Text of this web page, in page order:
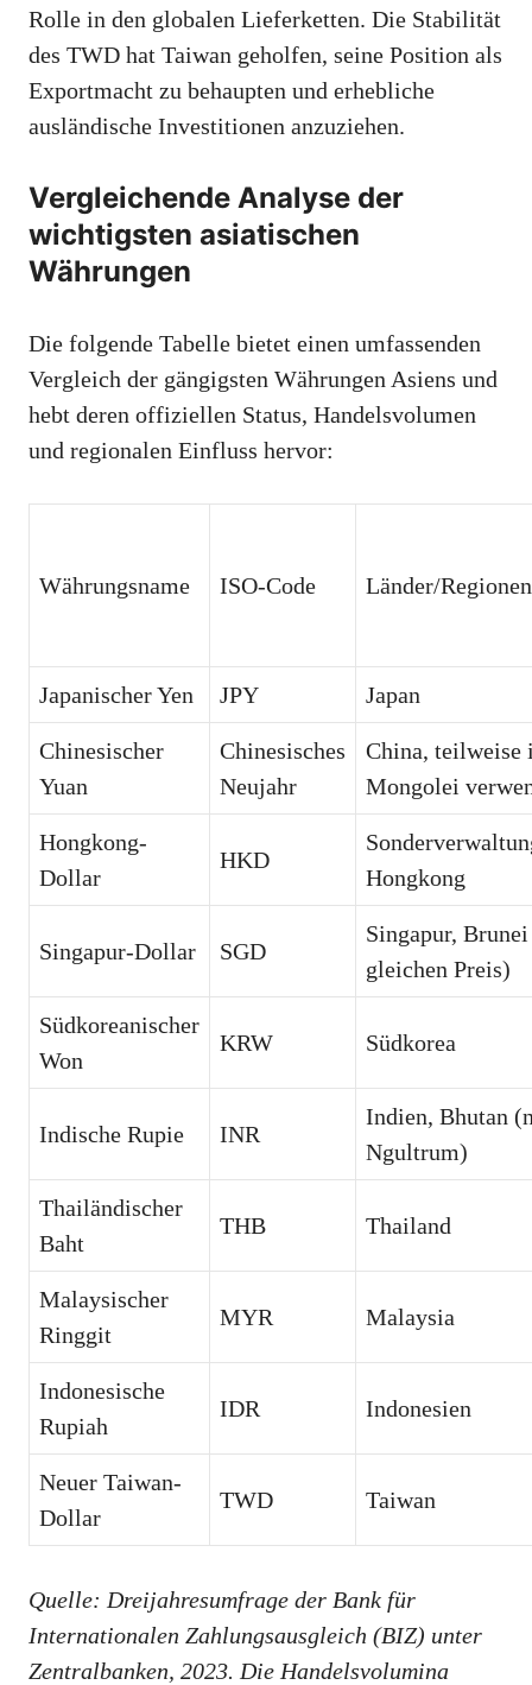
Rolle in den globalen Lieferketten. Die Stabilität
des TWD hat Taiwan geholfen, seine Position als
Exportmacht zu behaupten und erhebliche
ausländische Investitionen anzuziehen.
Vergleichende Analyse der
wichtigsten asiatischen
Währungen
Die folgende Tabelle bietet einen umfassenden
Vergleich der gängigsten Währungen Asiens und
hebt deren offiziellen Status, Handelsvolumen
und regionalen Einfluss hervor:
Währungsname ISO-Code Länder/Regionen
Japanischer Yen JPY Japan
Chinesischer
Yuan
Chinesisches
Neujahr
China, teilweise
Mongolei
Hongkong-
Dollar
HKD
Hongkong
Singapur-Dollar SGD
Singapur,
gleichen Preis)
Südkoreanischer
Won
KRW Südkorea
Indische Rupie INR
Indien, Bhutan
Ngultrum)
Thailändischer
Baht
THB Thailand
Malaysischer
Ringgit
MYR Malaysia
Indonesische
Rupiah
IDR Indonesien
Neuer Taiwan-
Dollar
TWD Taiwan
Quelle: Dreijahresumfrage der Bank für
Internationalen Zahlungsausgleich (BIZ) unter
Zentralbanken, 2023. Die Handelsvolumina